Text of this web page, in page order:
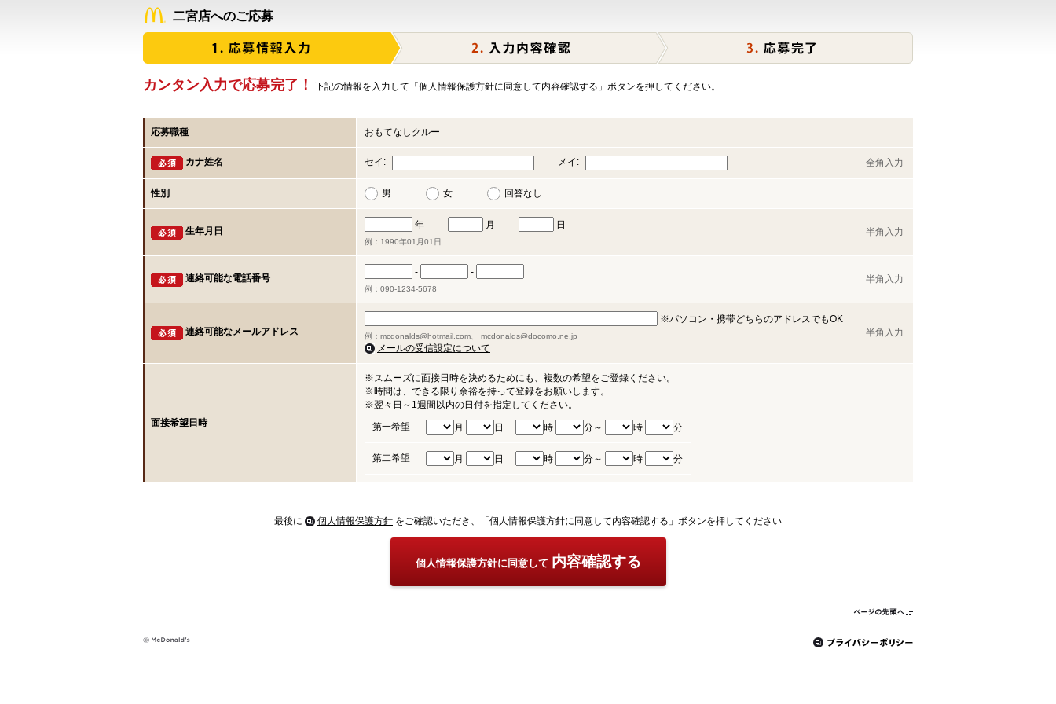
二宮店へのご応募
カンタン入力で応募完了！ 下記の情報を入力して「個人情報保護方針に同意して内容確認する」ボタンを押してください。
応募職種 おもてなしクルー
カナ姓名 セイ: メイ: 全角入力
性別 男 女 回答なし
生年月日
年 月 日
例：1990年01月01日
半角入力
連絡可能な電話番号
- -
例：090-1234-5678
半角入力
連絡可能なメールアドレス
※パソコン・携帯どちらのアドレスでもOK
例：mcdonalds@hotmail.com、 mcdonalds@docomo.ne.jp
メールの受信設定について
半角入力
面接希望日時
※スムーズに面接日時を決めるためにも、複数の希望をご登録ください。
※時間は、できる限り余裕を持って登録をお願いします。
※翌々日～1週間以内の日付を指定してください。
第一希望
月 日 時 分～ 時 分
第二希望 月 日 時 分～ 時 分
最後に 個人情報保護方針 をご確認いただき、「個人情報保護方針に同意して内容確認する」ボタンを押してください
個人情報保護方針に同意して 内容確認する